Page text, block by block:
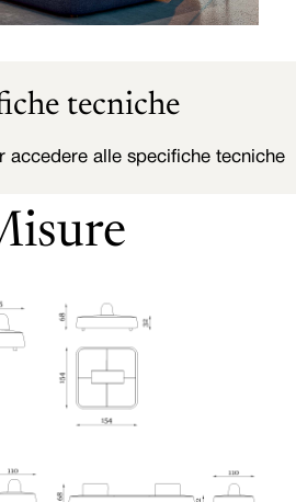
tecniche
accedere alle specifiche tecniche